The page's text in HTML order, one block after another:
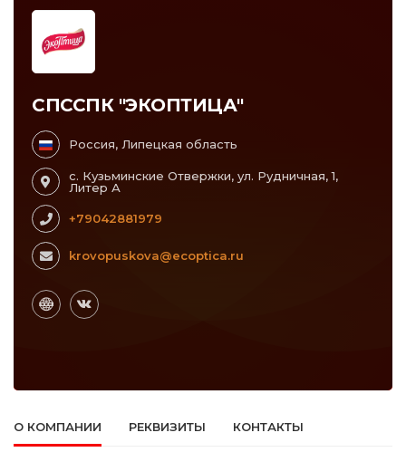
СПССПК "ЭКОПТИЦА"
Россия, Липецкая область
с. Кузьминские Отвержки, ул. Рудничная, 1,
Литер А
+79042881979
krovopuskova@ecoptica.ru
О КОМПАНИИ РЕКВИЗИТЫ КОНТАКТЫ